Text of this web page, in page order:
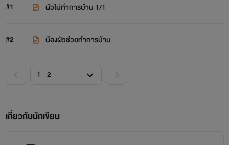
#1 ผัวไม่ทำการบ้าน 1/1
#2 น้องผัวช่วยทำการบ้าน
เกี่ยวกับนักเขียน